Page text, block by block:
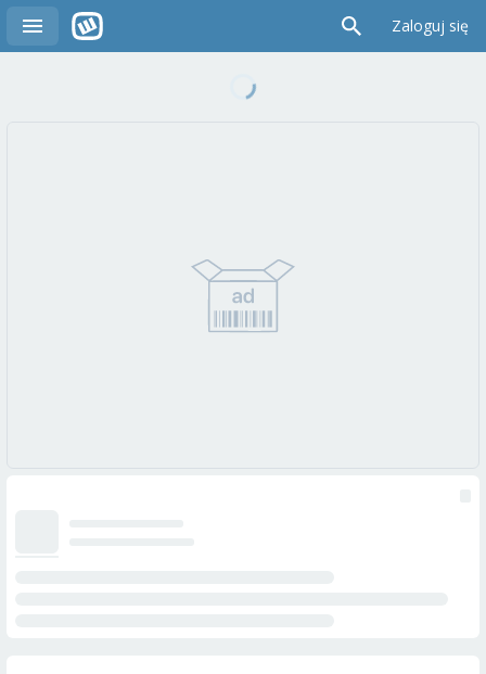
Zaloguj się